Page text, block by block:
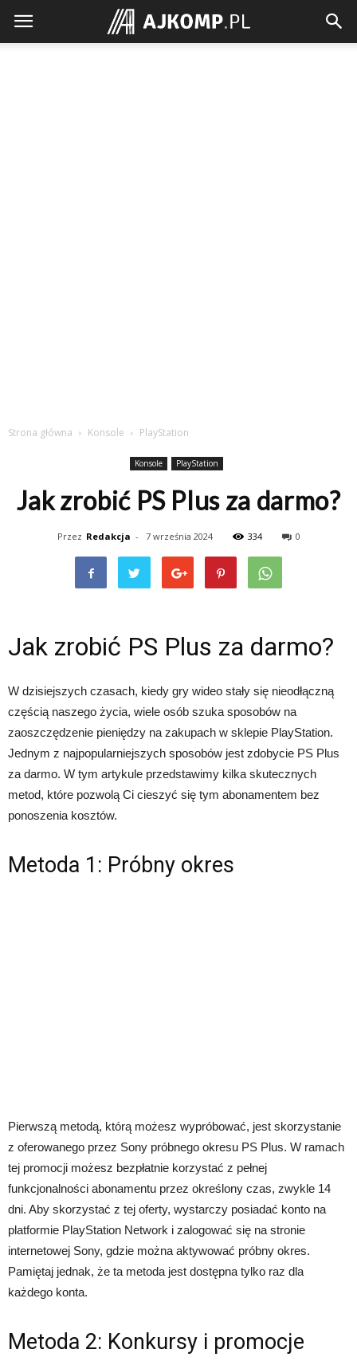
Ajkomp.pl
Strona główna Konsole PlayStation
Konsole PlayStation
Jak zrobić PS Plus za darmo?
Przez Redakcja - 7 września 2024 334 0
Jak zrobić PS Plus za darmo?
W dzisiejszych czasach, kiedy gry wideo stały się nieodłączną
częścią naszego życia, wiele osób szuka sposobów na
zaoszczędzenie pieniędzy na zakupach w sklepie PlayStation.
Jednym z najpopularniejszych sposobów jest zdobycie PS Plus
za darmo. W tym artykule przedstawimy kilka skutecznych
metod, które pozwolą Ci cieszyć się tym abonamentem bez
ponoszenia kosztów.
Metoda 1: Próbny okres
Pierwszą metodą, którą możesz wypróbować, jest skorzystanie
z oferowanego przez Sony próbnego okresu PS Plus. W ramach
tej promocji możesz bezpłatnie korzystać z pełnej
funkcjonalności abonamentu przez określony czas, zwykle 14
dni. Aby skorzystać z tej oferty, wystarczy posiadać konto na
platformie PlayStation Network i zalogować się na stronie
internetowej Sony, gdzie można aktywować próbny okres.
Pamiętaj jednak, że ta metoda jest dostępna tylko raz dla
każdego konta.
Metoda 2: Konkursy i promocje